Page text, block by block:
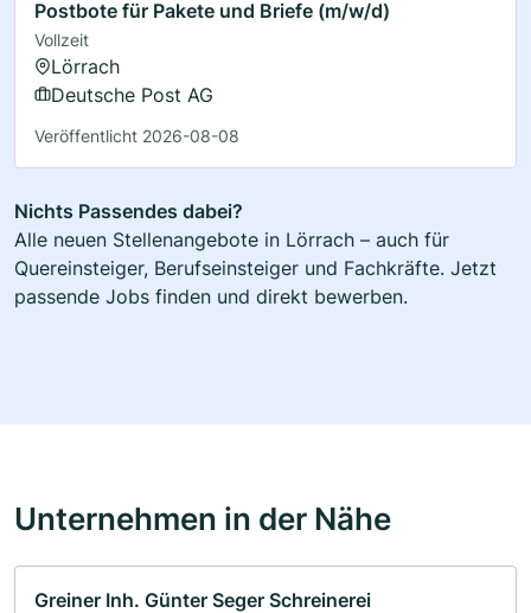
Postbote für Pakete und Briefe (m/w/d)
Vollzeit
Lörrach
Deutsche Post AG
Veröffentlicht 2026-08-08
Nichts Passendes dabei?
Alle neuen Stellenangebote in Lörrach – auch für
Quereinsteiger, Berufseinsteiger und Fachkräfte. Jetzt
passende Jobs finden und direkt bewerben.
Unternehmen in der Nähe
Greiner Inh. Günter Seger Schreinerei